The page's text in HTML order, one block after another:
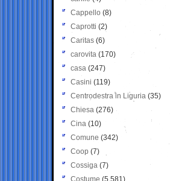
Cappello (8)
Caprotti (2)
Caritas (6)
carovita (170)
casa (247)
Casini (119)
Centrodestra in Liguria (35)
Chiesa (276)
Cina (10)
Comune (342)
Coop (7)
Cossiga (7)
Costume (5.581)